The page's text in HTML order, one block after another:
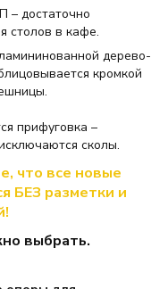
– достаточно
столов в кафе.
дерево-
кромкой
прифуговка –
сколы.
что все новые
БЕЗ разметки и
выбрать.